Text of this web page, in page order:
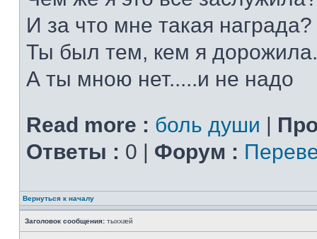
И за что мне такая награда?
Ты был тем, кем я
А ты мною нет.....и не надо
Read more : боль души |
Ответы : 0 | Форум :
Вернуться к началу
Заголовок сообщения: тыххӕй